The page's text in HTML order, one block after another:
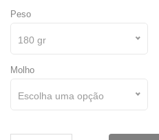
Peso
180 gr
Molho
Escolha uma opção